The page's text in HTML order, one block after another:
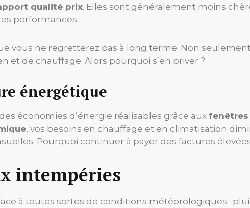
qualité prix. Elles sont généralement moins
performances.
vous ne regretterez pas à long terme. Non
et de chauffage. Alors pourquoi s’en priver ?
énergétique
économies d’énergie réalisables grâce aux fenêtres
, vos besoins en chauffage et en climatisation
Pourquoi continuer à payer des factures
intempéries
à toutes sortes de conditions météorologiques :